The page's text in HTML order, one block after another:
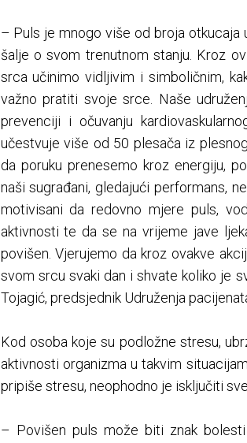
– Puls je mnogo više od broja
šalje o svom trenutnom stanju. Kroz
srca učinimo vidljivim i simboličnim,
važno pratiti svoje srce. Naše
prevenciji i očuvanju
učestvuje više od 50 plesača iz
da poruku prenesemo kroz energiju,
naši sugrađani, gledajući performans,
motivisani da redovno mjere puls,
aktivnosti te da se na vrijeme jave
povišen. Vjerujemo da kroz ovakve
svom srcu svaki dan i shvate koliko je
Tojagić, predsjednik Udruženja
Kod osoba koje su podložne stresu,
aktivnosti organizma u takvim
pripiše stresu, neophodno je isključiti
– Povišen puls može biti znak